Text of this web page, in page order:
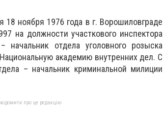
18 ноября 1976 года в г. Ворошиловграде
на должности участкового инспектора
отдела уголовного розыска
академию внутренних дел. С
– начальник криминальной милиции
про це редакцію